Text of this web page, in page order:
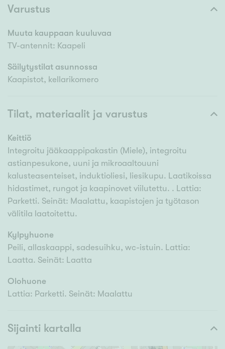
Varustus
Muuta kauppaan kuuluvaa
TV-antennit: Kaapeli
Säilytystilat asunnossa
Kaapistot, kellarikomero
Tilat, materiaalit ja varustus
Keittiö
Integroitu jääkaappipakastin (Miele), integroitu
astianpesukone, uuni ja mikroaaltouuni
kalusteasenteiset, induktioliesi, liesikupu. Laatikoissa
hidastimet, rungot ja kaapinovet viilutettu. . Lattia:
Parketti. Seinät: Maalattu, kaapistojen ja työtason
välitila laatoitettu.
Kylpyhuone
Peili, allaskaappi, sadesuihku, wc-istuin. Lattia:
Laatta. Seinät: Laatta
Olohuone
Lattia: Parketti. Seinät: Maalattu
Sijainti kartalla